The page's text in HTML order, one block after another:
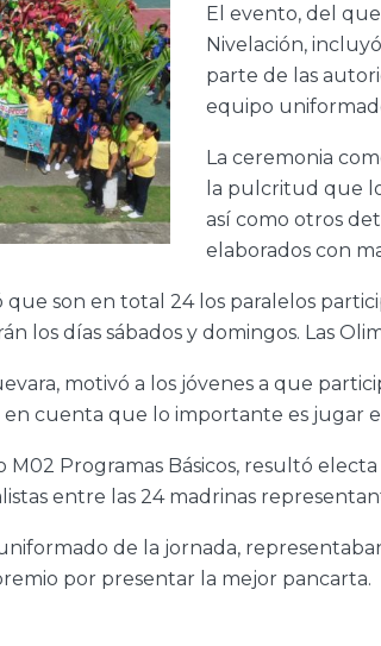
El evento, del
Nivelación,
parte de las
equipo
La ceremonia
la pulcritud que
así como otros
elaborados con
son en total 24 los paralelos
los días sábados y domingos. Las
motivó a los jóvenes a que
cuenta que lo importante es jugar
Programas Básicos, resultó
entre las 24 madrinas
de la jornada,
por presentar la mejor pancarta.